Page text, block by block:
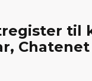
til
Chatenet